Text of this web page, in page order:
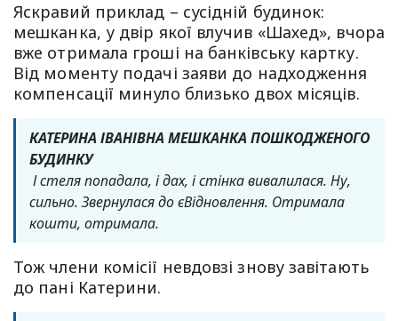
Яскравий приклад – сусідній будинок:
мешканка, у двір якої влучив «Шахед», вчора
вже отримала гроші на банківську картку.
Від моменту подачі заяви до надходження
компенсації минуло близько двох місяців.
КАТЕРИНА ІВАНІВНА МЕШКАНКА ПОШКОДЖЕНОГО
БУДИНКУ
І стеля попадала, і дах, і стінка вивалилася. Ну,
сильно. Звернулася до єВідновлення. Отримала
кошти, отримала.
Тож члени комісії невдовзі знову завітають
до пані Катерини.